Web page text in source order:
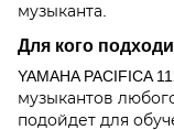
музыканта.
Для кого
YAMAHA PACIFICA
музыкантов
подойдет для